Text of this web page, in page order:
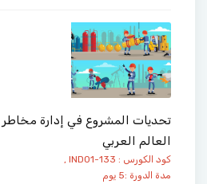
تحديات المشروع في إدارة مخاطر
العالم العربي
كود الكورس : IND01-133 ,
مدة الدورة :5 يوم